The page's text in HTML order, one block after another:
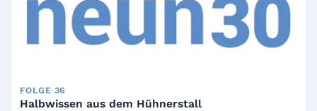
FOLGE 36
Halbwissen aus dem Hühnerstall